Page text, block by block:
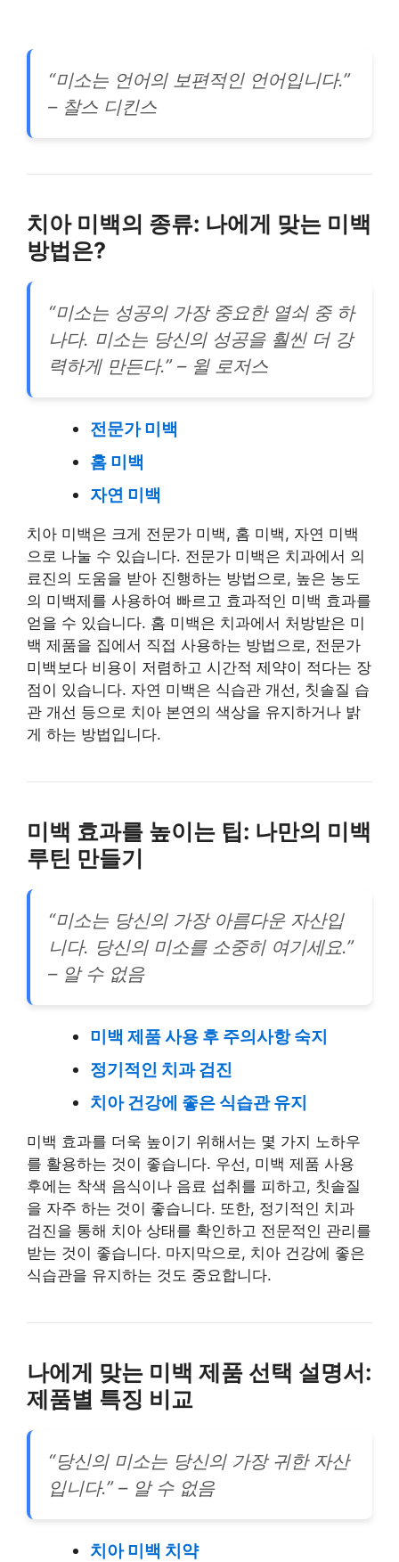
“미소는 언어의 보편적인 언어입니다.”
– 찰스 디킨스
치아 미백의 종류: 나에게 맞는 미백
방법은?
“미소는 성공의 가장 중요한 열쇠 중 하
나다. 미소는 당신의 성공을 훨씬 더 강
력하게 만든다.” – 윌 로저스
전문가 미백
홈 미백
자연 미백
치아 미백은 크게 전문가 미백, 홈 미백, 자연 미백
으로 나눌 수 있습니다. 전문가 미백은 치과에서 의
료진의 도움을 받아 진행하는 방법으로, 높은 농도
의 미백제를 사용하여 빠르고 효과적인 미백 효과를
얻을 수 있습니다. 홈 미백은 치과에서 처방받은 미
백 제품을 집에서 직접 사용하는 방법으로, 전문가
미백보다 비용이 저렴하고 시간적 제약이 적다는 장
점이 있습니다. 자연 미백은 식습관 개선, 칫솔질 습
관 개선 등으로 치아 본연의 색상을 유지하거나 밝
게 하는 방법입니다.
미백 효과를 높이는 팁: 나만의 미백
루틴 만들기
“미소는 당신의 가장 아름다운 자산입
니다. 당신의 미소를 소중히 여기세요.”
– 알 수 없음
미백 제품 사용 후 주의사항 숙지
정기적인 치과 검진
치아 건강에 좋은 식습관 유지
미백 효과를 더욱 높이기 위해서는 몇 가지 노하우
를 활용하는 것이 좋습니다. 우선, 미백 제품 사용
후에는 착색 음식이나 음료 섭취를 피하고, 칫솔질
을 자주 하는 것이 좋습니다. 또한, 정기적인 치과
검진을 통해 치아 상태를 확인하고 전문적인 관리를
받는 것이 좋습니다. 마지막으로, 치아 건강에 좋은
식습관을 유지하는 것도 중요합니다.
나에게 맞는 미백 제품 선택 설명서:
제품별 특징 비교
“당신의 미소는 당신의 가장 귀한 자산
입니다.” – 알 수 없음
치아 미백 치약